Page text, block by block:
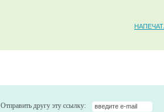
Отправить другу эту ссылку: